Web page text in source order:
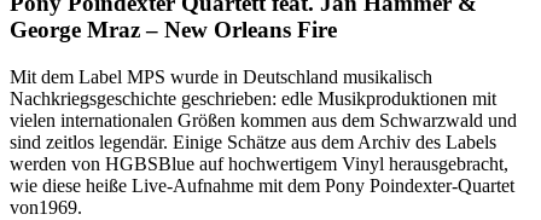
George Mraz – New Orleans Fire
Mit dem Label MPS wurde in Deutschland musikalisch
Nachkriegsgeschichte geschrieben: edle Musikproduktionen mit
vielen internationalen Größen kommen aus dem Schwarzwald und
sind zeitlos legendär. Einige Schätze aus dem Archiv des Labels
werden von HGBSBlue auf hochwertigem Vinyl herausgebracht,
wie diese heiße Live-Aufnahme mit dem Pony Poindexter-Quartet
von1969.